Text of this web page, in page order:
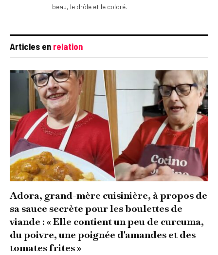
beau, le drôle et le coloré.
Articles en relation
Adora, grand-mère cuisinière, à propos de
sa sauce secrète pour les boulettes de
viande : « Elle contient un peu de curcuma,
du poivre, une poignée d'amandes et des
tomates frites »